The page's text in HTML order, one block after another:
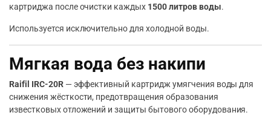
картриджа после очистки каждых 1500 литров воды.
Используется исключительно для холодной воды.
Мягкая вода без накипи
Raifil IRC-20R— эффективный картридж умягчения воды для
снижения жёсткости, предотвращения образования
известковых отложений и защиты бытового оборудования.